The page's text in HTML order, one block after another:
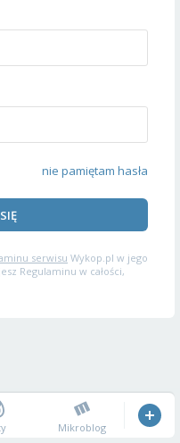
nie pamiętam hasła
serwisu Wykop.pl w jego
Regulaminu w całości,
Mikroblog